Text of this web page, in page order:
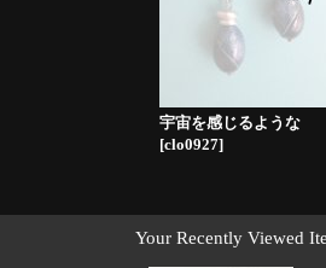
宇宙を感じるような
[clo0927]
Your Recently Viewed